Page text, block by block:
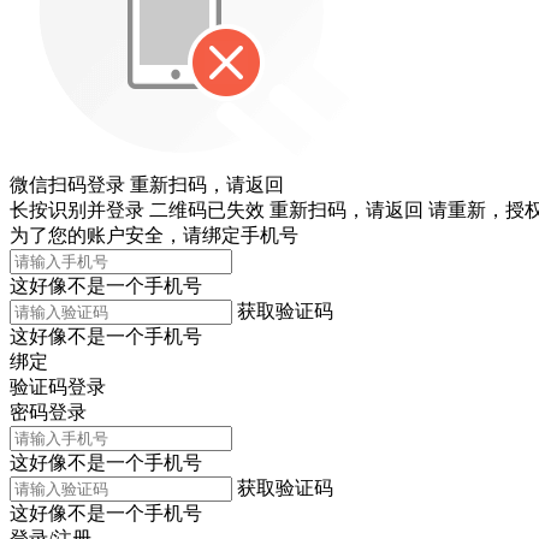
微信扫码登录 重新扫码， 请返回
长按识别并登录 二维码已失效 重新扫码， 请返回 请重新， 授
为了您的账户安全，请绑定手机号
这好像不是一个手机号
获取验证码
这好像不是一个手机号
绑定
验证码登录
密码登录
这好像不是一个手机号
获取验证码
这好像不是一个手机号